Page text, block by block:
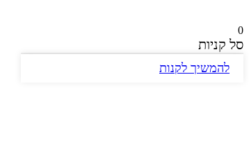
0
סל קניות
להמשיך לקנות